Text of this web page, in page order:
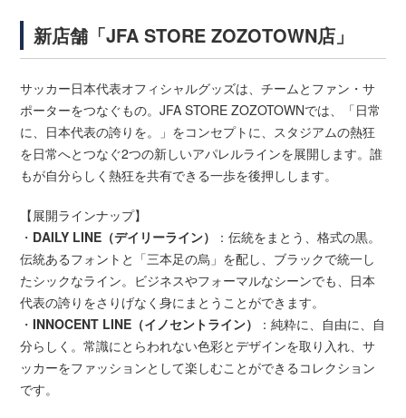
新店舗「JFA STORE ZOZOTOWN店」
サッカー日本代表オフィシャルグッズは、チームとファン・サ
ポーターをつなぐもの。JFA STORE ZOZOTOWNでは、「日常
に、日本代表の誇りを。」をコンセプトに、スタジアムの熱狂
を日常へとつなぐ2つの新しいアパレルラインを展開します。誰
もが自分らしく熱狂を共有できる一歩を後押しします。
【展開ラインナップ】
・ DAILY LINE（デイリーライン）
：伝統をまとう、格式の黒。
伝統あるフォントと「三本足の烏」を配し、ブラックで統一し
たシックなライン。ビジネスやフォーマルなシーンでも、日本
代表の誇りをさりげなく身にまとうことができます。
・INNOCENT LINE（イノセントライン）
：純粋に、自由に、自
分らしく。常識にとらわれない色彩とデザインを取り入れ、サ
ッカーをファッションとして楽しむことができるコレクション
です。